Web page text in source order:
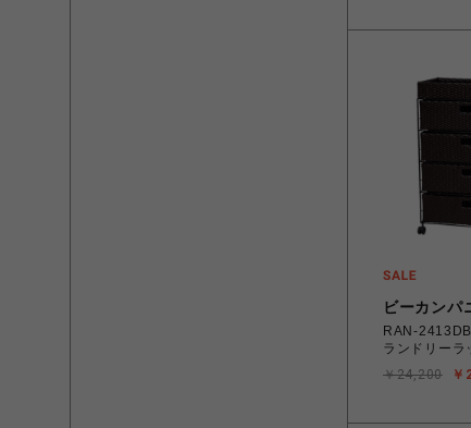
ビーカンパ
RAN-
ランドリーラ
￥
￥24,200